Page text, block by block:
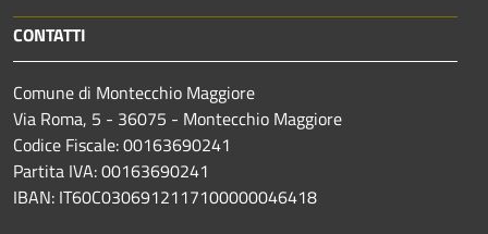
CONTATTI
Comune di Montecchio Maggiore
Via Roma, 5 - 36075 - Montecchio Maggiore
Codice Fiscale: 00163690241
Partita IVA: 00163690241
IBAN: IT60C0306912117100000046418